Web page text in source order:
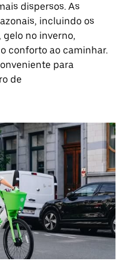
dispersos. As
incluindo os
gelo no inverno,
conforto ao caminhar.
para
de